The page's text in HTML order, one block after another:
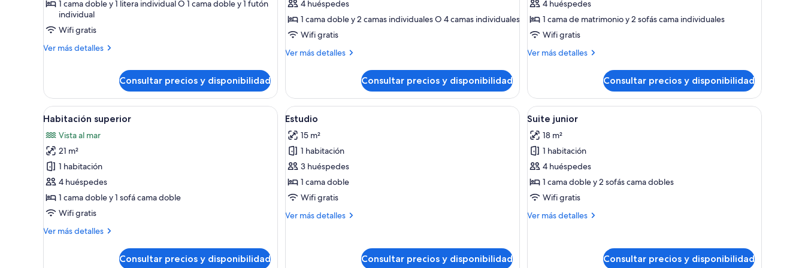
Studio
1 cama doble y 1 litera individual O 1 cama doble y 1 futón
individual
Wifi gratis
Ver más detalles
Más
Studio
Consultar precios y disponibilidad
room
with
Balcony
4 huéspedes
1 cama doble y 2 camas individuales O 4 camas individuales
Wifi gratis
Ver más detalles
Más
room
with
Balcony
Consultar precios y disponibilidad
Suite
4 huéspedes
1 cama de matrimonio y 2 sofás cama individuales
Wifi gratis
Ver más detalles
Más
Suite
Consultar precios y disponibilidad
Abrir
todas
las
fotos
de
Habitación
superior
Una cama bien hecha con sábanas blancas y almohadas moradas, un cuadro en la pared y una pequeña planta en la mesita de noche.
5
Habitación superior
Vista al mar
21 m²
1 habitación
4 huéspedes
1 cama doble y 1 sofá cama doble
Wifi gratis
Ver más detalles
Más
Consultar precios y disponibilidad
Abrir
todas
las
fotos
de
Estudio
Una habitación de hotel con cama, sofá, mesa con sillas y balcón con mesa y sillas.
22
Estudio
15 m²
1 habitación
3 huéspedes
1 cama doble
Wifi gratis
Ver más detalles
Más
Consultar precios y disponibilidad
Abrir
todas
las
fotos
de
Suite
junior
Habitación de hotel con cama, un cuadro,
50
Suite junior
18 m²
1 habitación
4 huéspedes
1 cama doble y 2 sofás cama dobles
Wifi gratis
Ver más detalles
Más
Consultar precios y disponibilidad